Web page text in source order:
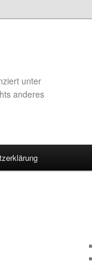
unter
anderes